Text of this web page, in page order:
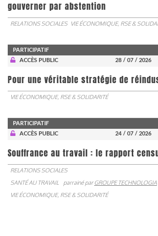
gouverner par abstention
RELATIONS SOCIALES VIE ÉCONOMIQUE, RSE &
PARTICIPATIF
ACCÈS PUBLIC
28 / 07 / 2026
Pour une véritable stratégie de
VIE ÉCONOMIQUE, RSE & SOLIDARITÉ
PARTICIPATIF
ACCÈS PUBLIC
24 / 07 / 2026
Souffrance au travail : le rapport
RELATIONS SOCIALES
SANTÉ AU TRAVAIL
parrainé parGROUPE TECHNOLOGIA
VIE ÉCONOMIQUE, RSE & SOLIDARITÉ